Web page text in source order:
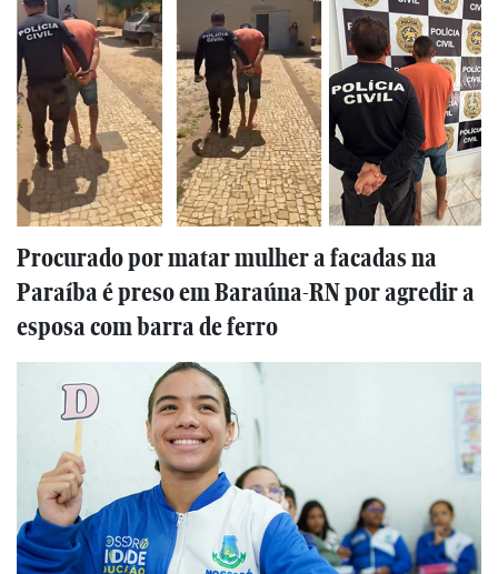
Procurado por matar mulher a facadas na
Paraíba é preso em Baraúna-RN por agredir a
esposa com barra de ferro